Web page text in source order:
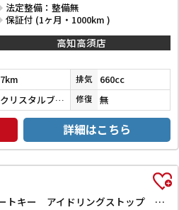
法定整備：整備無
保証付 (1ヶ月・1000km )
高知高須店
7km 排気 660cc
クリスタルブラックパール 修復 無
詳細はこちら
X 全周囲カメラ TV スマートキー アイドリングストップ 電動格納ミラー ベンチシート CVT 盗難防止システム ABS ミュージックプレイヤー接続可 衝突安全ボディ エアコン パワーステアリング